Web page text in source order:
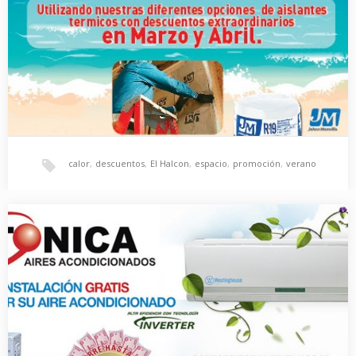
Aisle el calor y decore su espacio
Este verano, aisle el calor y decore su espacio al mismo tiempo
con las diferentes opciones de…
calor, descuentos, El Halcon, espacio, promoción, verano